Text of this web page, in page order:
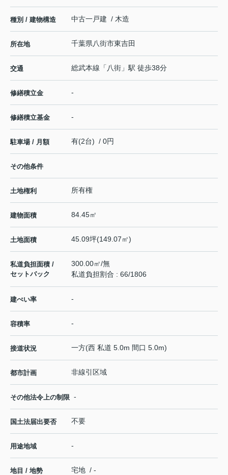
種別 / 建物構造 中古一戸建 / 木造
所在地 千葉県八街市東吉田
交通 総武本線 「 八街 」駅 徒歩38分
修繕積立金 -
修繕積立基金 -
駐車場 / 月額 有(2台) / 0円
その他条件
土地権利 所有権
建物面積 84.45㎡
土地面積 45.09坪(149.07㎡)
私道負担面積 /
セットバック
300.00㎡/無
私道負担割合 : 66/1806
建ぺい率 -
容積率 -
接道状況 一方(西 私道 5.0m 間口 5.0m)
都市計画 非線引区域
その他法令上の制限 -
国土法届出要否 不要
用途地域 -
地目 / 地勢 宅地 / -